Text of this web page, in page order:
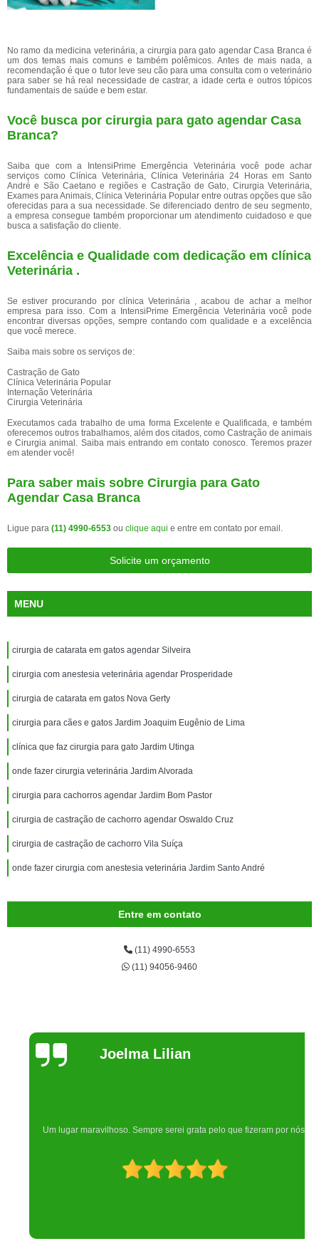
No ramo da medicina veterinária, a cirurgia para gato agendar Casa Branca é
um dos temas mais comuns e também polêmicos. Antes de mais nada, a
recomendação é que o tutor leve seu cão para uma consulta com o veterinário
para saber se há real necessidade de castrar, a idade certa e outros tópicos
fundamentais de saúde e bem estar.
Você busca por cirurgia para gato agendar Casa
Branca?
Saiba que com a IntensiPrime Emergência Veterinária você pode achar
serviços como Clínica Veterinária, Clínica Veterinária 24 Horas em Santo
André e São Caetano e regiões e Castração de Gato, Cirurgia Veterinária,
Exames para Animais, Clínica Veterinária Popular entre outras opções que são
oferecidas para a sua necessidade. Se diferenciado dentro de seu segmento,
a empresa consegue também proporcionar um atendimento cuidadoso e que
busca a satisfação do cliente.
Excelência e Qualidade com dedicação em clínica
Veterinária .
Se estiver procurando por clínica Veterinária , acabou de achar a melhor
empresa para isso. Com a IntensiPrime Emergência Veterinária você pode
encontrar diversas opções, sempre contando com qualidade e a excelência
que você merece.
Saiba mais sobre os serviços de:
Castração de Gato
Clínica Veterinária Popular
Internação Veterinária
Cirurgia Veterinária
Executamos cada trabalho de uma forma Excelente e Qualificada, e também
oferecemos outros trabalhamos, além dos citados, como Castração de animais
e Cirurgia animal. Saiba mais entrando em contato conosco. Teremos prazer
em atender você!
Para saber mais sobre Cirurgia para Gato
Agendar Casa Branca
Ligue para (11) 4990-6553 ou clique aqui e entre em contato por email.
Solicite um orçamento
MENU
cirurgia de catarata em gatos agendar Silveira
cirurgia com anestesia veterinária agendar Prosperidade
cirurgia de catarata em gatos Nova Gerty
cirurgia para cães e gatos Jardim Joaquim Eugênio de Lima
clínica que faz cirurgia para gato Jardim Utinga
onde fazer cirurgia veterinária Jardim Alvorada
cirurgia para cachorros agendar Jardim Bom Pastor
cirurgia de castração de cachorro agendar Oswaldo Cruz
cirurgia de castração de cachorro Vila Suíça
onde fazer cirurgia com anestesia veterinária Jardim Santo André
Entre em contato
(11) 4990-6553
(11) 94056-9460
Joelma Lilian
Um lugar maravilhoso. Sempre serei grata pelo que fizeram por nós!